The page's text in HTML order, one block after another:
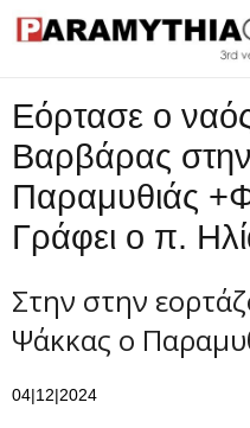
Εόρτασε ο
Βαρβάρας
Παραμυθιάς
Γράφει ο π.
Στην στην
Ψάκκας ο
04|12|2024